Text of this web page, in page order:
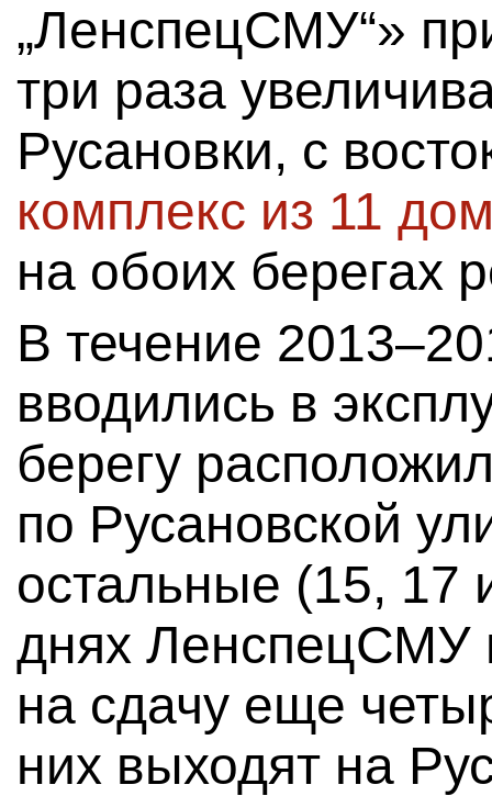
„ЛенспецСМУ“»
три раза
Русановки, с
комплекс из 11
на обоих берегах
В течение
вводились в
берегу
по Русановской
остальные (15, 17
днях ЛенспецСМУ
на сдачу еще
них выходят на